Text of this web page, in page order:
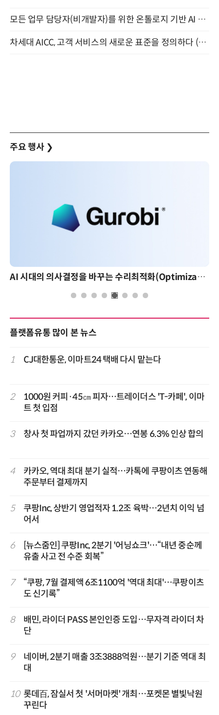
모든 업무 담당자(비개발자)를 위한 온톨로지 기반 AI 지식체계 설계 1-day 워크숍 8월 20일 개최
차세대 AICC, 고객 서비스의 새로운 표준을 정의하다 (9/9)
주요 행사 ❯
AI 시대의 의사결정을 바꾸는 수리최적화(Optimization): 실제 산업 적용 사례와 활용 전략
플랫폼유통 많이 본 뉴스
1 CJ대한통운, 이마트24 택배 다시 맡는다
2
1000원 커피·45㎝ 피자…트레이더스 'T-카페', 이마
트 첫 입점
3 창사 첫 파업까지 갔던 카카오…연봉 6.3% 인상 합의
4
카카오, 역대 최대 분기 실적…카톡에 쿠팡이츠 연동해
주문부터 결제까지
5
쿠팡Inc, 상반기 영업적자 1.2조 육박…2년치 이익 넘
어서
6
[뉴스줌인] 쿠팡Inc, 2분기 '어닝쇼크'…“내년 중순께
유출 사고 전 수준 회복”
7
“쿠팡, 7월 결제액 6조1100억 '역대 최대'…쿠팡이츠
도 신기록”
8
배민, 라이더 PASS 본인인증 도입…무자격 라이더 차
단
9
네이버, 2분기 매출 3조3888억원…분기 기준 역대 최
대
10 롯데百, 잠실서 첫 '서머마켓' 개최…포켓몬 별빛낙원
꾸린다